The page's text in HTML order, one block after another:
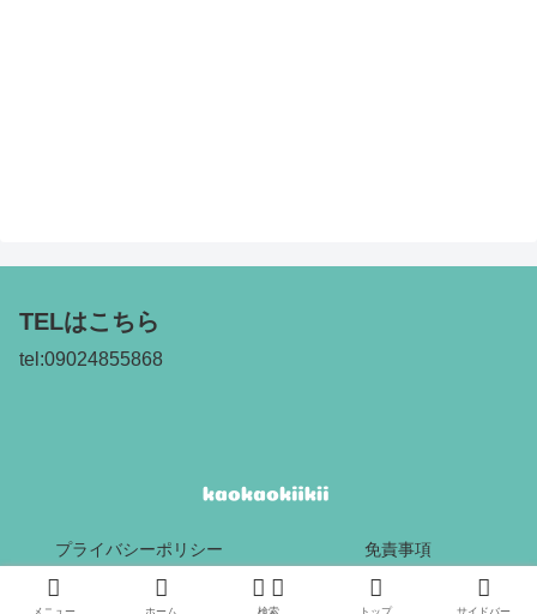
TELはこちら
tel:09024855868
プライバシーポリシー 免責事項
Copyright © 2017 kaokaokiikii All Rights Reserved.
メニュー ホーム 検索 トップ サイドバー